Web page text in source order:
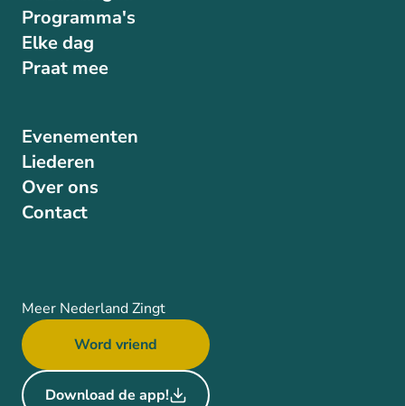
Programma's
Elke dag
Praat mee
Evenementen
Liederen
Over ons
Contact
Meer Nederland Zingt
Word vriend
Download de app!